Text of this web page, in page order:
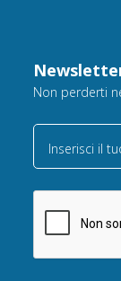
Non perderti
Inserisci il